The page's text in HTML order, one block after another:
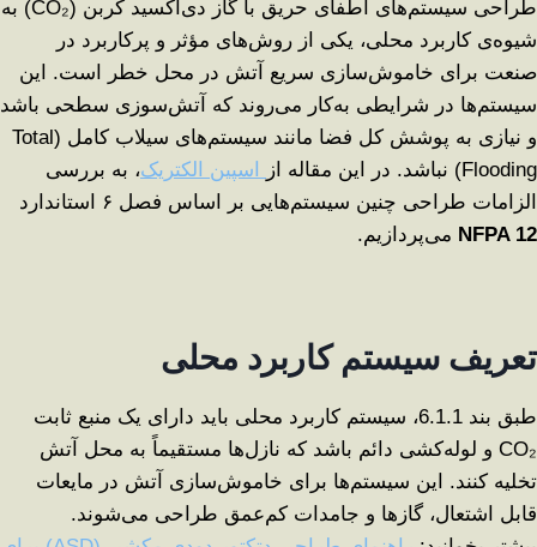
طراحی سیستم‌های اطفای حریق با گاز دی‌اکسید کربن (CO₂) به
شیوه‌ی کاربرد محلی، یکی از روش‌های مؤثر و پرکاربرد در
صنعت برای خاموش‌سازی سریع آتش در محل خطر است. این
سیستم‌ها در شرایطی به‌کار می‌روند که آتش‌سوزی سطحی باشد
و نیازی به پوشش کل فضا مانند سیستم‌های سیلاب کامل (Total
Flooding) نباشد. در این مقاله از
اسپین الکتریک، به بررسی
الزامات طراحی چنین سیستم‌هایی بر اساس فصل ۶ استاندارد
NFPA 12 می‌پردازیم.
تعریف سیستم کاربرد محلی
طبق بند 6.1.1، سیستم کاربرد محلی باید دارای یک منبع ثابت
CO₂ و لوله‌کشی دائم باشد که نازل‌ها مستقیماً به محل آتش
تخلیه کنند. این سیستم‌ها برای خاموش‌سازی آتش در مایعات
قابل اشتعال، گازها و جامدات کم‌عمق طراحی می‌شوند.